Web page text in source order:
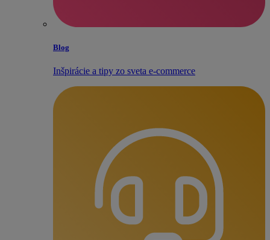
Blog
Inšpirácie a tipy zo sveta e‑commerce